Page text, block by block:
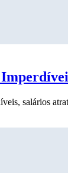
salários